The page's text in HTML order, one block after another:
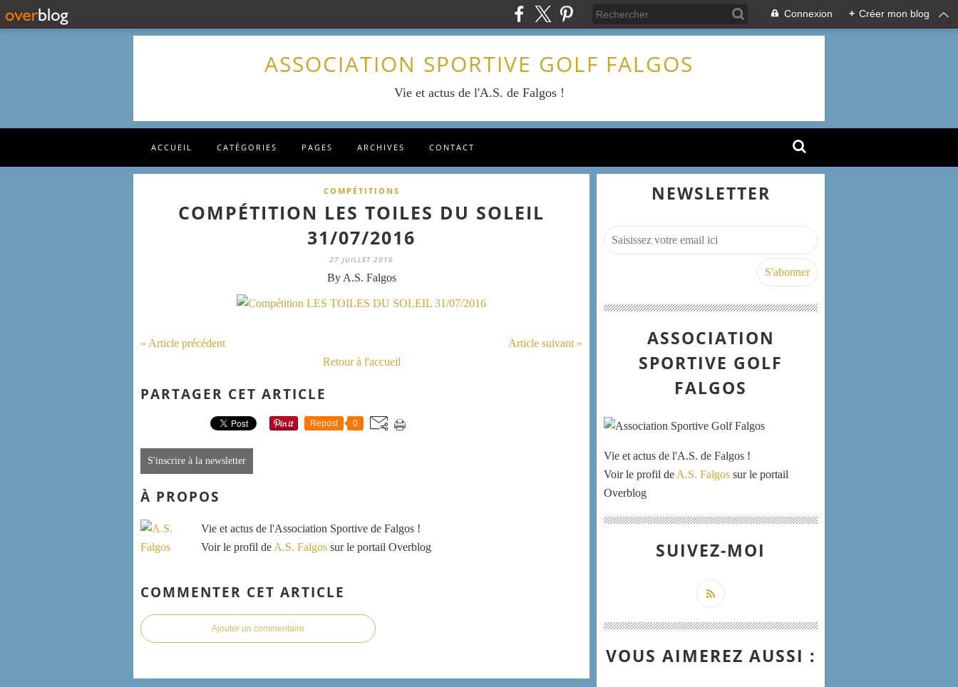
Connexion + Créer mon blog
ASSOCIATION SPORTIVE GOLF FALGOS
Vie et actus de l'A.S. de Falgos !
ACCUEIL CATÉGORIES PAGES ARCHIVES CONTACT
COMPÉTITIONS
COMPÉTITION LES TOILES DU SOLEIL
31/07/2016
27 JUILLET 2016
By A.S. Falgos
« Article précédent
Article suivant »
Retour à l'accueil
PARTAGER CET ARTICLE
Repost 0
S'inscrire à la newsletter
À PROPOS
Vie et actus de l'Association Sportive de Falgos !
Voir le profil de A.S. Falgos sur le portail Overblog
COMMENTER CET ARTICLE
Ajouter un commentaire
NEWSLETTER
ASSOCIATION
SPORTIVE GOLF
FALGOS
Vie et actus de l'A.S. de Falgos !
Voir le profil de A.S. Falgos sur le portail
Overblog
SUIVEZ-MOI
VOUS AIMEREZ AUSSI :